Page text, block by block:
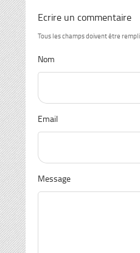
Ecrire un commentaire
Tous les champs doivent être
Nom
Email
Message